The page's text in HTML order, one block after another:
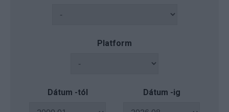
Platform
Dátum -tól Dátum -ig